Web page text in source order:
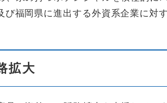
び福岡県に進出する外資系企業に対
拡大